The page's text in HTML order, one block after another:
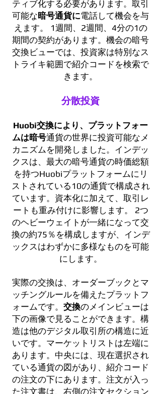
ティブ化する必要があります。取引
可能な暗号通貨に電話して機会を与
えます。 1週間、2週間、4分の1の
期間の契約があります。機会の暗号
交換ビューでは、投資家は特別なス
トライキ範囲で紹介コードを検索で
きます。
分散投資
Huobi交換により、プラットフォー
ムは暗号通貨の世界に投資可能なメ
カニズムを開発しました。インデッ
クスは、最大の暗号通貨の時価総額
を持つHuobiプラットフォームにリ
ストされている10の通貨で構成され
ています。資本化に加えて、取引レ
ートも重み付けに影響します。 2つ
のヘビーウェイトが一緒になって交
換の約75％を構成しますが、インデ
ックスはわずかに多様なものを可能
にします。
実際の交換は、オーダーブックとマ
ッチングルールを備えたプラットフ
ォームです。 交換のメインビューは
下の画像で見ることができます。構
造は他のデジタル取引所の構造に近
いです。マーケットリストは左端に
あります。中央には、現在選択され
ている通貨の図があり、紹介コード
の注文の下にあります。注文が入っ
た注文書は、右側の注文セクション